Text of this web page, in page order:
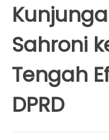
Sahroni
Tengah
DPRD